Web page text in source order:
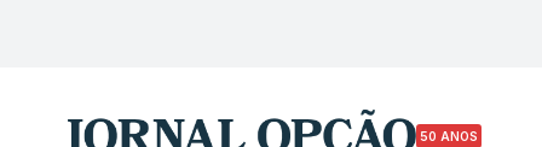
50 ANOS